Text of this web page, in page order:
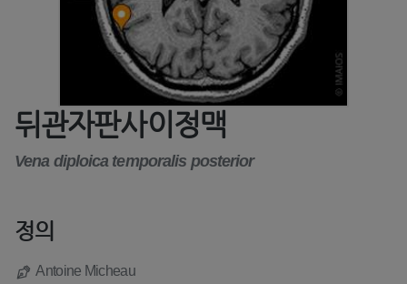
뒤관자판사이정맥
Vena diploica temporalis posterior
정의
Antoine Micheau